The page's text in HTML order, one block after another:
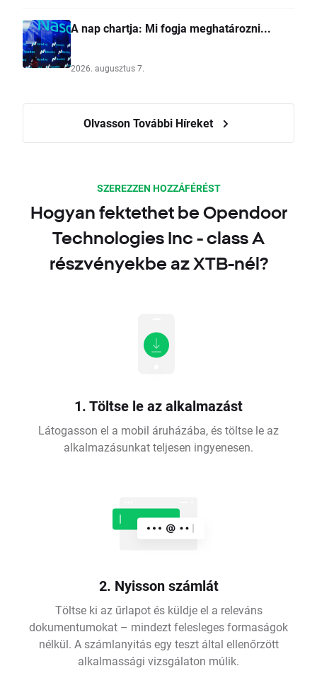
A nap chartja: Mi fogja meghatározni...
2026. augusztus 7.
Olvasson További Híreket
SZEREZZEN HOZZÁFÉRÉST
Hogyan fektethet be Opendoor
Technologies Inc - class A
részvényekbe az XTB-nél?
1. Töltse le az alkalmazást
Látogasson el a mobil áruházába, és töltse le az
alkalmazásunkat teljesen ingyenesen.
2. Nyisson számlát
Töltse ki az űrlapot és küldje el a releváns
dokumentumokat – mindezt felesleges formaságok
nélkül. A számlanyitás egy teszt által ellenőrzött
alkalmassági vizsgálaton múlik.